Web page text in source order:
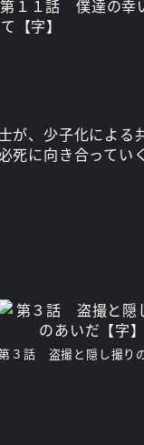
、少子化によ
に向き合ってい